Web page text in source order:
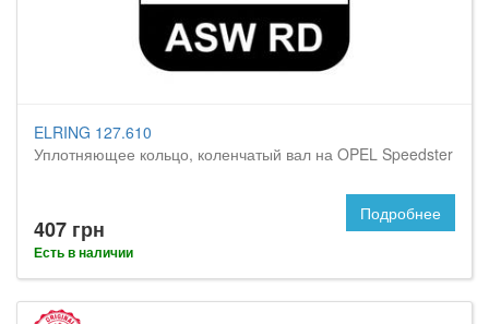
ELRING 127.610
Уплотняющее кольцо, коленчатый вал на OPEL Speedster
407 грн
Есть в наличии
Подробнее